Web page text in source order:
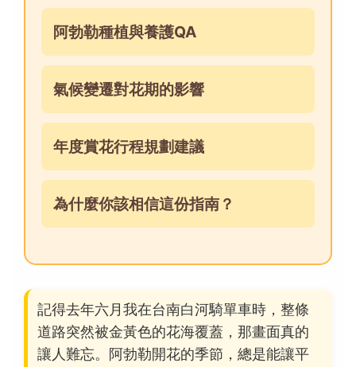
阿勃勒種植與養護QA
氣候變遷對花期的影響
年度賞花行程規劃建議
為什麼你該相信這份指南？
記得去年六月我在台南白河騎單車時，整條
道路突然被金黃色的花海覆蓋，那畫面真的
讓人難忘。阿勃勒開花的季節，總是能讓平